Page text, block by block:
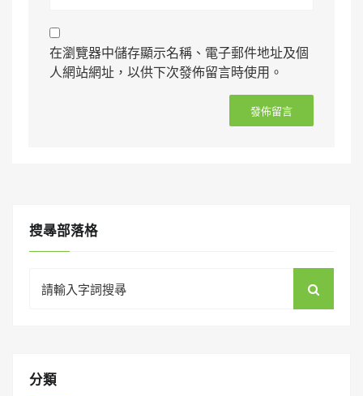
在瀏覽器中儲存顯示名稱、電子郵件地址及個
人網站網址，以供下次發佈留言時使用。
搜㝷部落格
for:
分類